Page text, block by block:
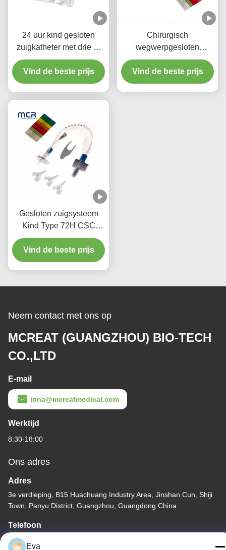
24 uur kind gesloten
zuigkatheter met drie Y-
stuk connectoren
Vind de beste prijs
Chirurgisch
wegwerpgesloten
zuigstelsel
Neonaten/Pediatrie-
Ellebogen
Vind de beste prijs
Gesloten zuigsysteem
Kind Type 72H CSC
Wegwerp medicijnen
Vind de beste prijs
Neem contact met ons op
MCREAT (GUANGZHOU) BIO-TECH
CO.,LTD
E-mail
irina@mcreatmedical.com
Werktijd
8:30-18:00
Ons adres
Adres
3e verdieping, B15 Huachuang Industry Area, Jinshan Cun, Shiji
Town, Panyu District, Guangzhou, Guangdong China
Telefoon
86-020-3156-0583
Eva